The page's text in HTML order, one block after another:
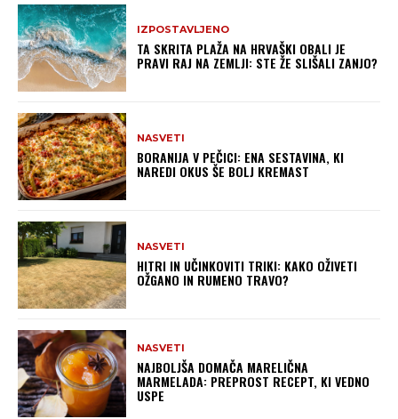
IZPOSTAVLJENO
TA SKRITA PLAŽA NA HRVAŠKI OBALI JE
PRAVI RAJ NA ZEMLJI: STE ŽE SLIŠALI ZANJO?
NASVETI
BORANIJA V PEČICI: ENA SESTAVINA, KI
NAREDI OKUS ŠE BOLJ KREMAST
NASVETI
HITRI IN UČINKOVITI TRIKI: KAKO OŽIVETI
OŽGANO IN RUMENO TRAVO?
NASVETI
NAJBOLJŠA DOMAČA MARELIČNA
MARMELADA: PREPROST RECEPT, KI VEDNO
USPE